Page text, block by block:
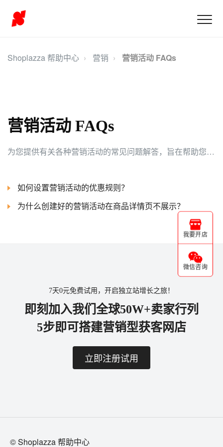
Shoplazza 帮助中心 营销 营销活动 FAQs
营销活动 FAQs
为您提供有关各种营销活动的常见问题解答，旨在帮助您更有效地规划、执行和优化活动。
如何设置营销活动的优惠规则？
为什么创建好的营销活动在商品详情页不展示？
我要开店
微信咨询
7天0元免费试用，开启独立站增长之旅！
即刻加入我们全球50W+卖家行列
5步即可搭建营销型获客网店
立即注册试用
© Shoplazza 帮助中心